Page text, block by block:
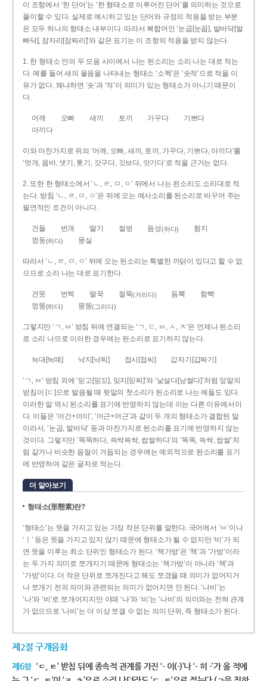
이 조항에서 ‘한 단어’는 ‘한 형태소로 이루어진 단어’를 의미하는 것으로
풀이할 수 있다. 실제로 예시하고 있는 단어와 규정의 적용을 받는 부분
은 모두 하나의 형태소 내부이다. 따라서 복합어인 ‘눈곱[눈꼽], 발바닥[발
빠닥], 잠자리[잠짜리]’와 같은 표기는 이 조항의 적용을 받지 않는다.
1. 한 형태소 안의 두 모음 사이에서 나는 된소리는 소리 나는 대로 적는
다. 예를 들어 새의 울음을 나타내는 형태소 ‘소쩍’은 ‘솟적’으로 적을 이
유가 없다. 왜냐하면 ‘솟’과 ‘적’이 의미가 있는 형태소가 아니기 때문이
다.
어깨 오빠 새끼 토끼 가꾸다
기쁘다
아끼다
이와 마찬가지로 위의 ‘어깨, 오빠, 새끼, 토끼, 가꾸다, 기쁘다, 아끼다’를
‘엇개, 옵바, 샛기, 톳기, 갓구다, 깃브다, 앗기다’로 적을 근거는 없다.
2. 또한 한 형태소에서 ‘ㄴ, ㄹ, ㅁ, ㅇ’ 뒤에서 나는 된소리도 소리대로 적
는다. 받침 ‘ㄴ, ㄹ, ㅁ, ㅇ’은 뒤에 오는 예사소리를 된소리로 바꾸어 주는
필연적인 조건이 아니다.
건들 번개 딸기 절벙 듬성(하다)
함지
껑둥(하다) 뭉실
따라서 ‘ㄴ, ㄹ, ㅁ, ㅇ’ 뒤에 오는 된소리는 특별한 까닭이 있다고 할 수 없
으므로 소리 나는 대로 표기한다.
건뜻 번쩍 딸꾹 절뚝(거리다) 듬뿍
함빡
껑뚱(하다) 뭉뚱(그리다)
그렇지만 ‘ㄱ, ㅂ’ 받침 뒤에 연결되는 ‘ㄱ, ㄷ, ㅂ, ㅅ, ㅈ’은 언제나 된소리
로 소리 나므로 이러한 경우에는 된소리로 표기하지 않는다.
늑대[늑때] 낙지[낙찌] 접시[접씨] 갑자기[갑짜기]
‘ㄱ, ㅂ’ 받침 외에 ‘믿고[믿꼬], 잊지[읻찌]’와 ‘낯설다[낟썰다]’처럼 앞말의
받침이 [ㄷ]으로 발음될 때 뒷말의 첫소리가 된소리로 나는 예들도 있다.
이러한 말 역시 된소리를 표기에 반영하지 않는데 이는 다른 이유에서이
다. 이들은 ‘어간+어미’, ‘어근+어근’과 같이 두 개의 형태소가 결합된 말
이라서, ‘눈곱, 발바닥’ 등과 마찬가지로 된소리를 표기에 반영하지 않는
것이다. 그렇지만 ‘똑똑하다, 쓱싹쓱싹, 쌉쌀하다’의 ‘똑똑, 쓱싹, 쌉쌀’처
럼 같거나 비슷한 음절이 거듭되는 경우에는 예외적으로 된소리를 표기
에 반영하여 같은 글자로 적는다.
더 알아보기
형태소(形態素)란?
‘형태소’는 뜻을 가지고 있는 가장 작은 단위를 말한다. 국어에서 ‘ㅂ’이나
‘ㅣ’ 등은 뜻을 가지고 있지 않기 때문에 형태소가 될 수 없지만 ‘비’가 되
면 뜻을 이루는 최소 단위인 형태소가 된다. ‘책가방’은 ‘책’과 ‘가방’이라
는 두 가지 의미로 쪼개지기 때문에 형태소는 ‘책가방’이 아니라 ‘책’과
‘가방’이다. 더 작은 단위로 쪼개진다고 해도 쪼갰을 때 의미가 없어지거
나 쪼개기 전의 의미와 관련되는 의미가 없어지면 안 된다. ‘나비’는
‘나’와 ‘비’로 쪼개어지지만 이때 ‘나’와 ‘비’는 ‘나비’의 의미와는 전혀 관계
가 없으므로 ‘나비’는 더 이상 쪼갤 수 없는 의미 단위, 즉 형태소가 된다.
제2절 구개음화
제6항 ‘ㄷ, ㅌ’ 받침 뒤에 종속적 관계를 가진 ‘- 이(-)’나 ‘- 히 -’가 올 적에